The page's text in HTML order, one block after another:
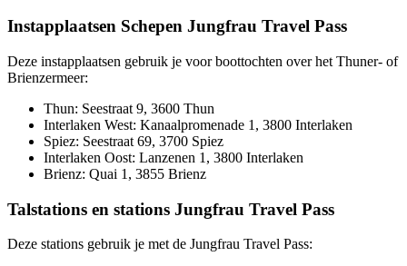
Instapplaatsen Schepen Jungfrau Travel Pass
Deze instapplaatsen gebruik je voor boottochten over het Thuner- of
Brienzermeer:
Thun: Seestraat 9, 3600 Thun
Interlaken West: Kanaalpromenade 1, 3800 Interlaken
Spiez: Seestraat 69, 3700 Spiez
Interlaken Oost: Lanzenen 1, 3800 Interlaken
Brienz: Quai 1, 3855 Brienz
Talstations en stations Jungfrau Travel Pass
Deze stations gebruik je met de Jungfrau Travel Pass: